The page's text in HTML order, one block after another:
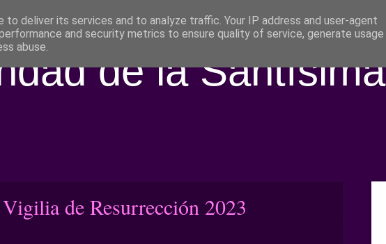
de la Santísima
Vigilia de Resurrección 2023
to deliver its services and to analyze traffic. Your IP address and user-agent
and security metrics to ensure quality of service, generate usage
abuse.